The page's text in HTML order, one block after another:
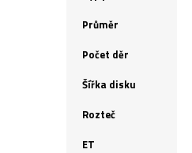
Průměr
Počet děr
Šířka disku
Rozteč
ET